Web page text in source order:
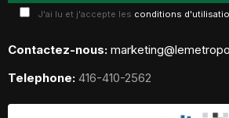
J'ai lu et j'accepte les conditions
Contactez-nous:
Telephone: 416-410-2562